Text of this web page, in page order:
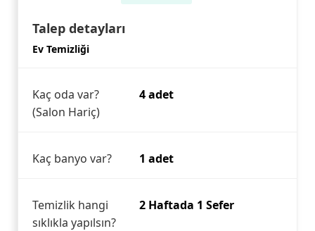
Talep detayları
Ev Temizliği
Kaç oda var?
(Salon Hariç)
4 adet
Kaç banyo var? 1 adet
Temizlik hangi
sıklıkla yapılsın?
2 Haftada 1 Sefer